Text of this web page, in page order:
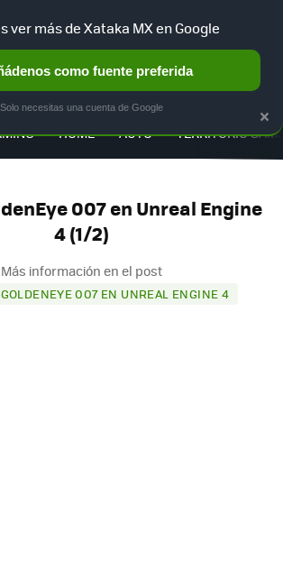
HOME AUTO TERRITORIO
007 en Unreal Engine
4 (1/2)
Más información en el post
007 EN UNREAL ENGINE 4
×
ver más de Xataka MX en Google
como fuente preferida
Solo necesitas una cuenta de Google